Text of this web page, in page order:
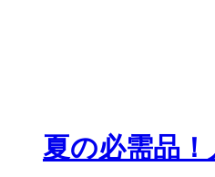
夏の必需品